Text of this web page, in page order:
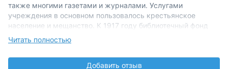
также многими газетами и журналами. Услугами
учреждения в основном пользовалось крестьянское
население и мещанство. К 1917 году библиотечный фонд
насчитывал порядка 10 тысяч томов. В годы революции и
гражданской войны библиотека прекратила свою работу,
однако уже в 1919 году возобновила свою деятельность. В
1923 году учреждение было преобразовано в центральную
Читать полностью
Добавить отзыв